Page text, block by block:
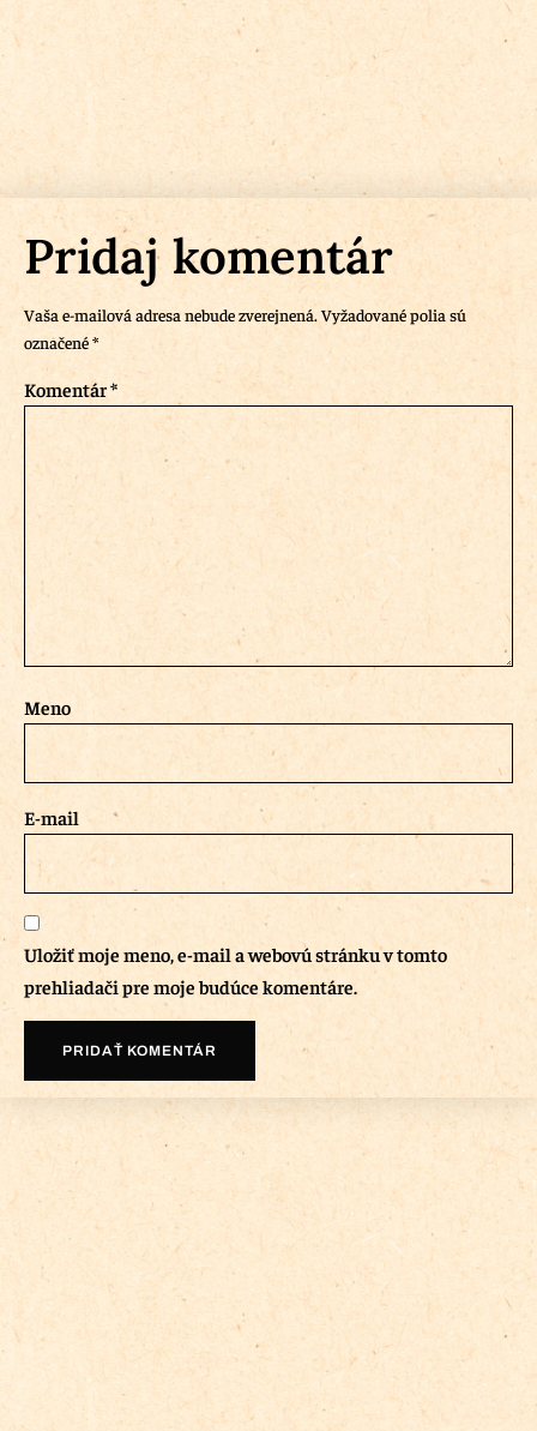
Pridaj komentár
Vaša e-mailová adresa nebude zverejnená. Vyžadované polia sú
označené*
Komentár*
Meno
E-mail
Uložiť moje meno, e-mail a webovú stránku v tomto
prehliadači pre moje budúce komentáre.